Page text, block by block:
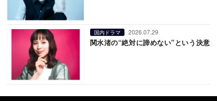
国内ドラマ 2026.07.29
関水渚の“絶対に諦めない”という決意